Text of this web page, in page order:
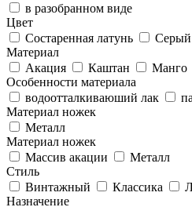
в разобранном виде
Цвет
Состаренная латунь
Серый
Материал
Акация
Каштан Манго
Особенности материала
водоотталкиваюший лак
Материал ножек
Металл
Материал ножек
Массив акации
Металл
Стиль
Винтажный
Классика
Назначение